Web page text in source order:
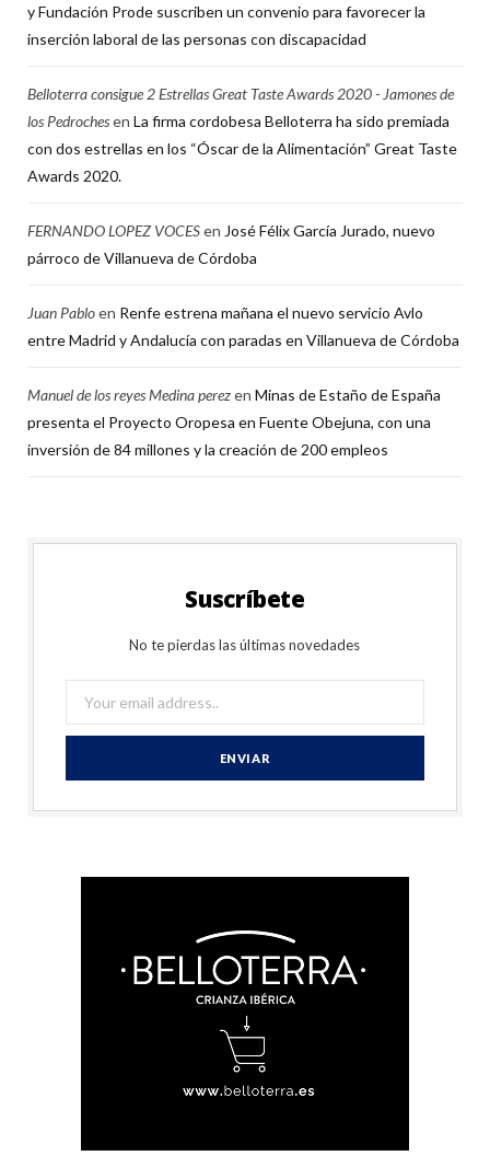
y Fundación Prode suscriben un convenio para favorecer la
inserción laboral de las personas con discapacidad
Belloterra consigue 2 Estrellas Great Taste Awards 2020 - Jamones de
los Pedrochesen La firma cordobesa Belloterra ha sido premiada
con dos estrellas en los “Óscar de la Alimentación” Great Taste
Awards 2020.
FERNANDO LOPEZ VOCESen José Félix García Jurado, nuevo
párroco de Villanueva de Córdoba
Juan Pabloen Renfe estrena mañana el nuevo servicio Avlo
entre Madrid y Andalucía con paradas en Villanueva de Córdoba
Manuel de los reyes Medina perezen Minas de Estaño de España
presenta el Proyecto Oropesa en Fuente Obejuna, con una
inversión de 84 millones y la creación de 200 empleos
Suscríbete
No te pierdas las últimas novedades